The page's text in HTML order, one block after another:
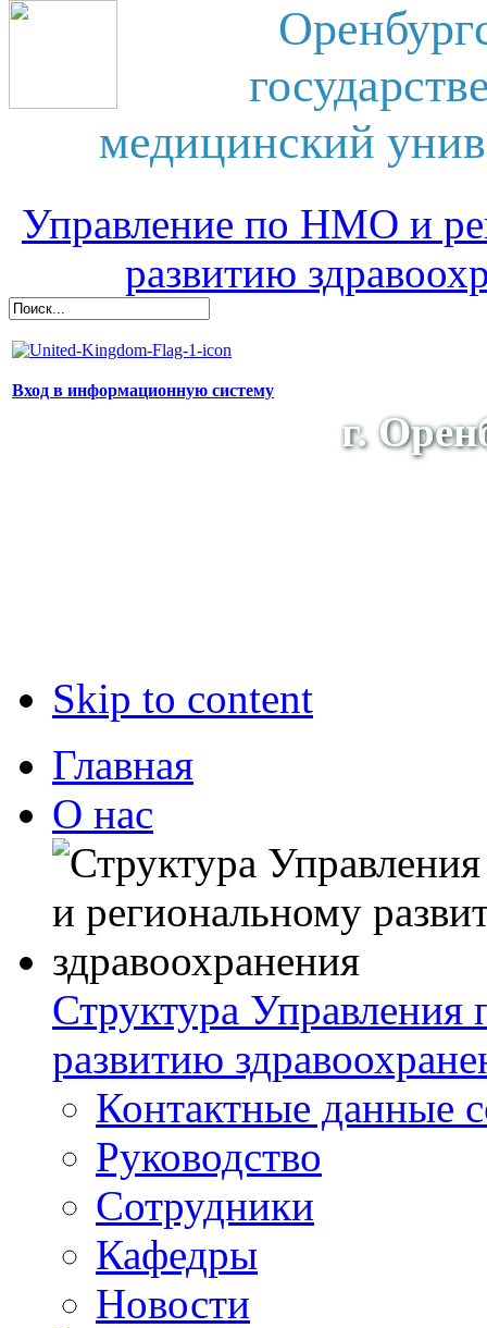
медицинский
Управление по НМО и
развитию
Вход в информационную систему
г.
Skip to content
Главная
О нас
Структура
развитию
Контактные данные
Руководство
Сотрудники
Кафедры
Новости